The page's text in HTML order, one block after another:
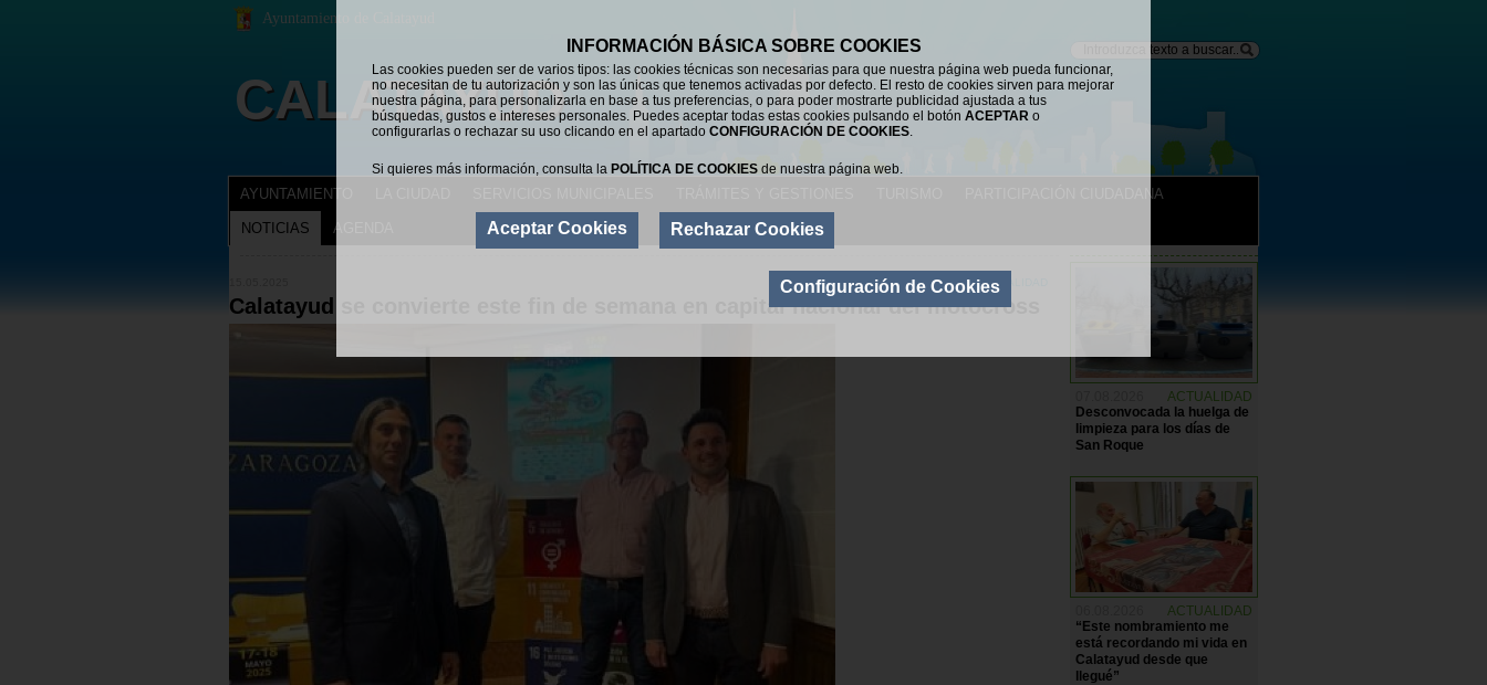
INFORMACIÓN BÁSICA SOBRE COOKIES
Las cookies pueden ser de varios tipos: las cookies técnicas son necesarias para que nuestra página web pueda funcionar,
no necesitan de tu autorización y son las únicas que tenemos activadas por defecto. El resto de cookies sirven para mejorar
nuestra página, para personalizarla en base a tus preferencias, o para poder mostrarte publicidad ajustada a tus
búsquedas, gustos e intereses personales. Puedes aceptar todas estas cookies pulsando el botón ACEPTAR o
configurarlas o rechazar su uso clicando en el apartado CONFIGURACIÓN DE COOKIES.
Si quieres más información, consulta la POLÍTICA DE COOKIES de nuestra página web.
Aceptar Cookies Rechazar Cookies
Configuración de CookiesACTUALIDAD
Calatayud se convierte este fin de semana en capital nacional del motocross
ACTUALIDAD
Desconvocada la huelga de
limpieza para los días de
San Roque
ACTUALIDAD
“Este nombramiento me
está recordando mi vida en
Calatayud desde que
llegué”
AYUNTAMIENTO PARTICIPACIÓN CIUDADANA
NOTICIAS AGENDA
Ayuntamiento de Calatayud
CALATAYUD